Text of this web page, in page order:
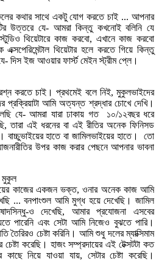
কথার সাথে একটু যোগ করতে চাই ... আপনার
উত্তরে যে- আমরা কিন্তু কখনোই বলিনি যে
থিয়েটারে কাজ করবো, এখানে কাজ করবো
থিয়েটার হলে করতে গিয়ে কিন্তু
দিস ইজ আওয়ার ফার্স্ট মেইন স্ট্রীম প্লে।
করতে চাই। প্রথমেই বলে নিই, মুকুলভাইদের
প্রক্রিয়াটা আমি অত্যন্ত শ্রদ্ধার চোখে দেখি।
যে- আমরা যারা ঢাকায় গত ১০/১২বছর ধরে
তারা এই ধরনের বা এই রীতির অনেক ফিনিসড
বাচ্চুভাইয়ের হাতে বা জামিলভাইয়ের হাতে। তো
উপর কাজ করার পেছনে আপনার ভাবনা
মুকুল
কাজের একজন ভক্ত, ওনার অনেক কাজ আমি
... বনপাংশুল আমি মুগ্ধ হয়ে দেখেছি। জামিল
ও দেখেছি, আমার প্রযোজনা এসবের
পারেনি এবং সেটা আমি নিজেও বুঝতে পারি।
তৈরিরও চেষ্টা করিনি। আমি শুধু দলের ম্যাক্সিমাম
চেষ্টা করেছি। হাজং সম্প্রদায়ের এই টেক্সটটা কত
কাছে নিয়ে যাওয়া যায়, সেটার চেষ্টা করেছি।